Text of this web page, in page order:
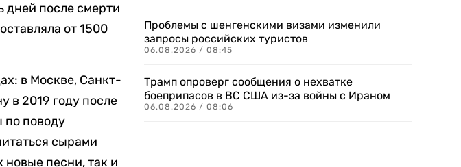
дней после смерти
от 1500
в Москве, Санкт-
в 2019 году после
по поводу
сырами
песни, так и
Проблемы с шенгенскими визами изменили
запросы российских туристов
06.08.2026 / 08:45
Трамп опроверг сообщения о нехватке
боеприпасов в ВС США из-за войны с Ираном
06.08.2026 / 08:06